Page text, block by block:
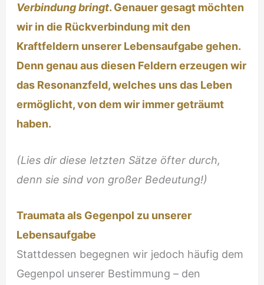
Verbindung bringt. Genauer gesagt möchten
wir in die Rückverbindung mit den
Kraftfeldern unserer Lebensaufgabe gehen.
Denn genau aus diesen Feldern erzeugen wir
das Resonanzfeld, welches uns das Leben
ermöglicht, von dem wir immer geträumt
haben.
(Lies dir diese letzten Sätze öfter durch,
denn sie sind von großer Bedeutung!)
Traumata als Gegenpol zu unserer
Lebensaufgabe
Stattdessen begegnen wir jedoch häufig dem
Gegenpol unserer Bestimmung – den